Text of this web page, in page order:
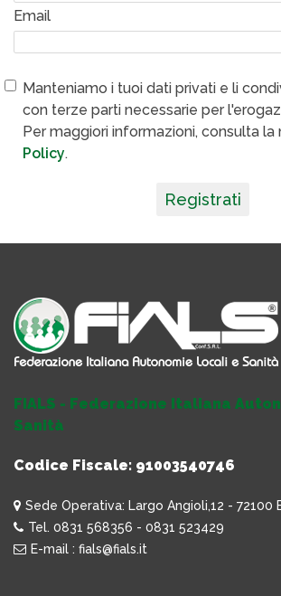
Email
Manteniamo i tuoi dati privati e li
con terze parti necessarie per
Per maggiori informazioni, consulta la
Policy.
Registrati
FIALS - Federazione Italiana
Sanità
Codice Fiscale: 91003540746
Sede Operativa: Largo Angioli,12 - 72100
Tel. 0831 568356 - 0831 523429
E-mail : fials@fials.it